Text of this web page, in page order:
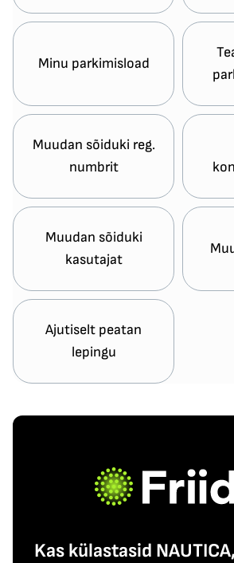
Minu parkimisload
Muudan sõiduki reg.
numbrit
Muudan sõiduki
kasutajat
Ajutiselt peatan
lepingu
Kas külastasid